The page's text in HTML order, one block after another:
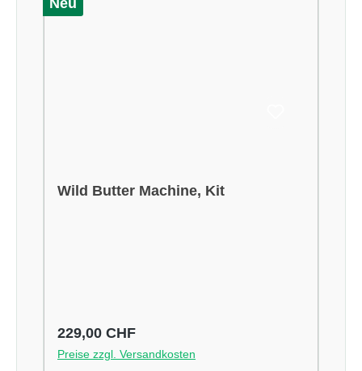
Wild Butter Machine, Kit
Regulärer Preis:
229,00 CHF
Preise zzgl. Versandkosten